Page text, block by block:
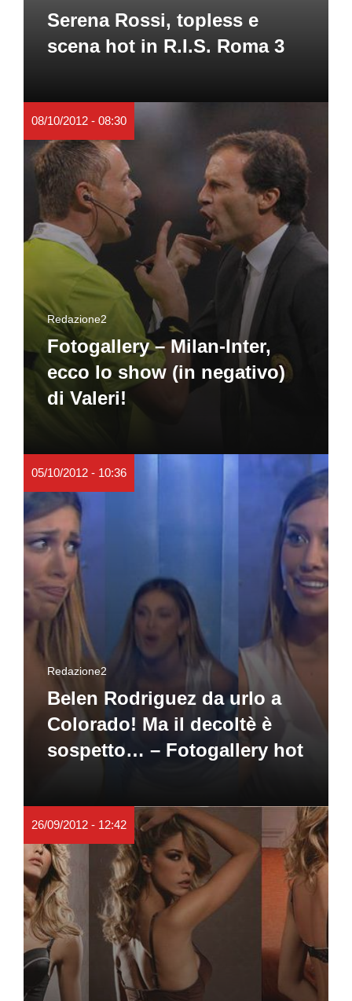
Serena Rossi, topless e
scena hot in R.I.S. Roma 3
08/10/2012 - 08:30
Redazione2
Fotogallery – Milan-Inter,
ecco lo show (in negativo)
di Valeri!
05/10/2012 - 10:36
Redazione2
Belen Rodriguez da urlo a
Colorado! Ma il decoltè è
sospetto… – Fotogallery hot
26/09/2012 - 12:42